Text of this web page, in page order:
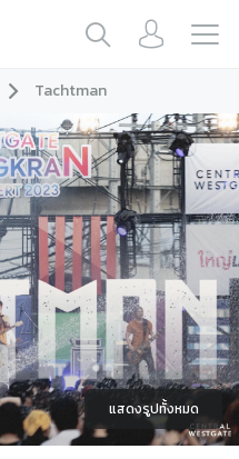
Tachtman
แสดงรูปทั้งหมด